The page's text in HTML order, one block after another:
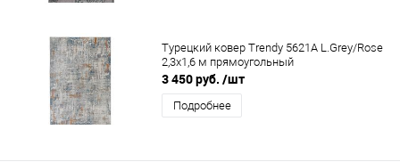
Турецкий ковер Trendy 5621A L.Grey/Rose
2,3x1,6 м прямоугольный
3 450 руб. /шт
Подробнее